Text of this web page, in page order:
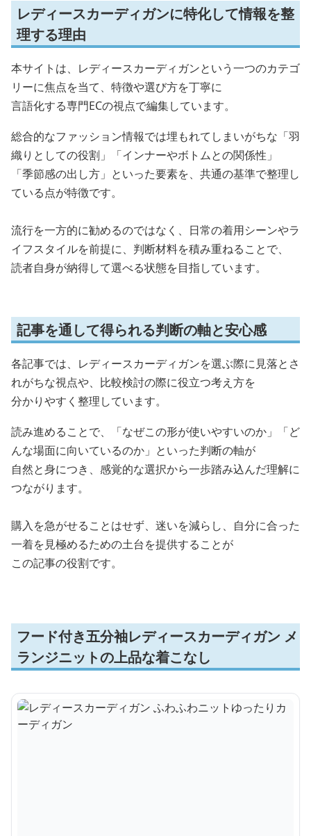
レディースカーディガンに特化して情報を整
理する理由
本サイトは、レディースカーディガンという一つのカテゴ
リーに焦点を当て、特徴や選び方を丁寧に
言語化する専門ECの視点で編集しています。
総合的なファッション情報では埋もれてしまいがちな「羽
織りとしての役割」「インナーやボトムとの関係性」
「季節感の出し方」といった要素を、共通の基準で整理し
ている点が特徴です。
流行を一方的に勧めるのではなく、日常の着用シーンやラ
イフスタイルを前提に、判断材料を積み重ねることで、
読者自身が納得して選べる状態を目指しています。
記事を通して得られる判断の軸と安心感
各記事では、レディースカーディガンを選ぶ際に見落とさ
れがちな視点や、比較検討の際に役立つ考え方を
分かりやすく整理しています。
読み進めることで、「なぜこの形が使いやすいのか」「ど
んな場面に向いているのか」といった判断の軸が
自然と身につき、感覚的な選択から一歩踏み込んだ理解に
つながります。
購入を急がせることはせず、迷いを減らし、自分に合った
一着を見極めるための土台を提供することが
この記事の役割です。
フード付き五分袖レディースカーディガン メ
ランジニットの上品な着こなし